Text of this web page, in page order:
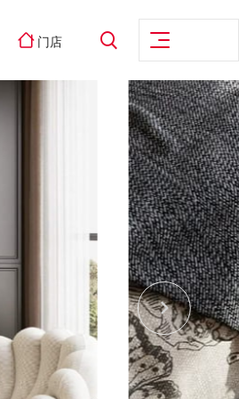
门店